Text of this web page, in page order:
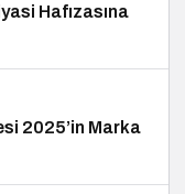
Hafızasına
2025’in Marka